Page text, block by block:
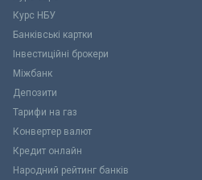
Курс НБУ
Банківські картки
Інвестиційні брокери
Міжбанк
Депозити
Тарифи на газ
Конвертер валют
Кредит онлайн
Народний рейтинг банків